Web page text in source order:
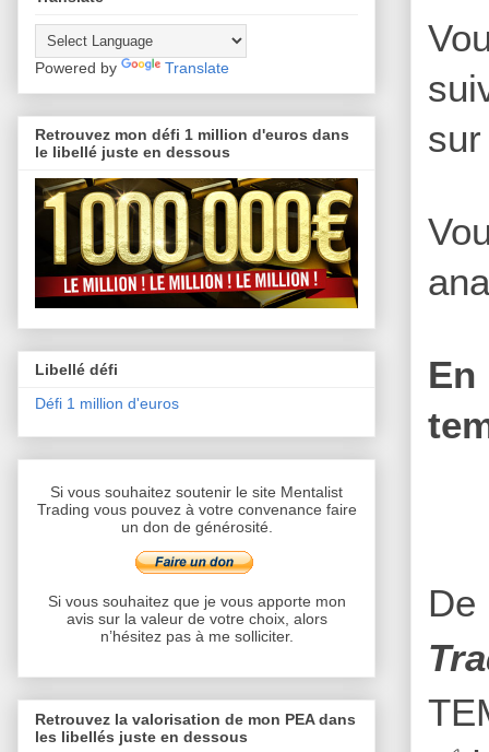
Powered by Translate
Retrouvez mon défi 1 million d'euros dans
le libellé juste en dessous
Libellé défi
Défi 1 million d'euros
Si vous souhaitez soutenir le site Mentalist
Trading vous pouvez à votre convenance faire
un don de générosité.
Si vous souhaitez que je vous apporte mon
avis sur la valeur de votre choix, alors
n’hésitez pas à me solliciter.
Retrouvez la valorisation de mon PEA dans
les libellés juste en dessous